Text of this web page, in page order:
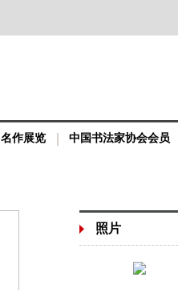
名作展览 中国书法家协会会员
照片